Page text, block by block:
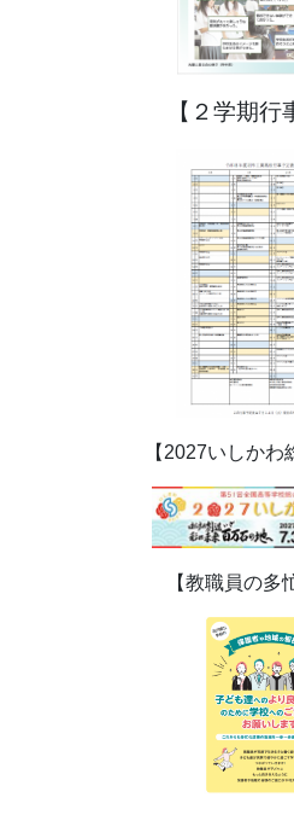
【２学期行
【2027いしかわ
【教職員の多